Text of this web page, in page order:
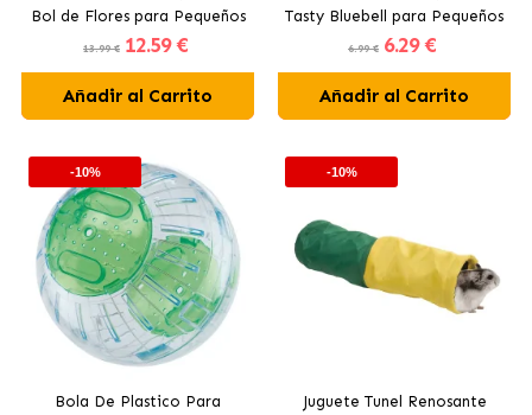
Bol de Flores para Pequeños
Mamíferos
13.99 € 12.59 €
Añadir al Carrito
Tasty Bluebell para Pequeños
Mamíferos
6.99 € 6.29 €
Añadir al Carrito
-10%
Bola De Plastico Para
-10%
Juguete Tunel Renosante